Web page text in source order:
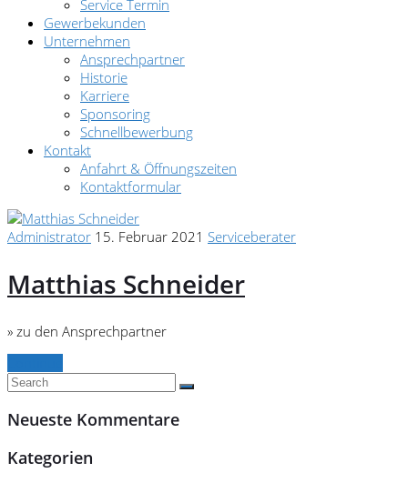
Service Termin
Gewerbekunden
Unternehmen
Ansprechpartner
Historie
Karriere
Sponsoring
Schnellbewerbung
Kontakt
Anfahrt & Öffnungszeiten
Kontaktformular
Administrator 15. Februar 2021 Serviceberater
Matthias Schneider
» zu den Ansprechpartner
Neueste Kommentare
Kategorien